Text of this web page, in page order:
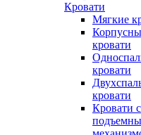
Кровати
Мягкие
кровати
кровати
кровати
Кровати с